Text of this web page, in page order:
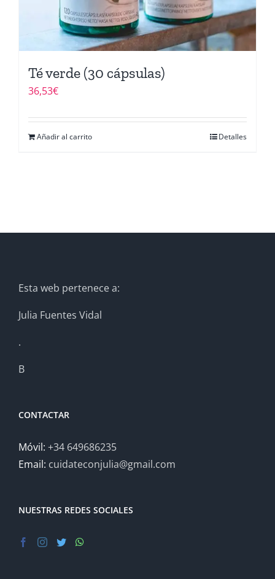
Té verde (30 cápsulas)
36,53€
Añadir al carrito Detalles
Esta web pertenece a:
Julia Fuentes Vidal
.
B
CONTACTAR
Móvil: +34 649686235
Email: cuidateconjulia@gmail.com
NUESTRAS REDES SOCIALES